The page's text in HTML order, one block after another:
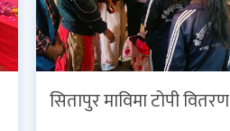
सितापुर माविमा टोपी वितरण